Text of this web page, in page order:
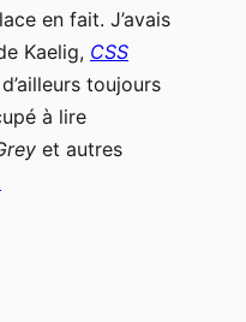
en fait. J’avais
Kaelig, CSS
toujours
à lire
et autres